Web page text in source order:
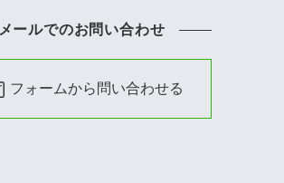
メールでのお問い合わせ
フォームから問い合わせる